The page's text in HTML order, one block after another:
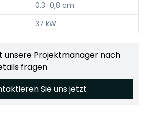
0,3–0,8 cm
37 kW
unsere Projektmanager nach
fragen
Sie uns jetzt